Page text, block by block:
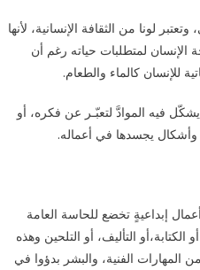
لونا من الثقافة الإنسانية، لأنها
الإنسان لمتطلبات حياته رغم أن
للإنسان كالماء والطعام.
يشكّل فيه الموادَّ لتعبّـر عن فكره، أو
يجسدها في أعماله.
إبداعيةٍ تخضع للحاسة العامة
التأليف، أو التلحين وهذه
المهارات الفنية، والبشر بدؤوا في